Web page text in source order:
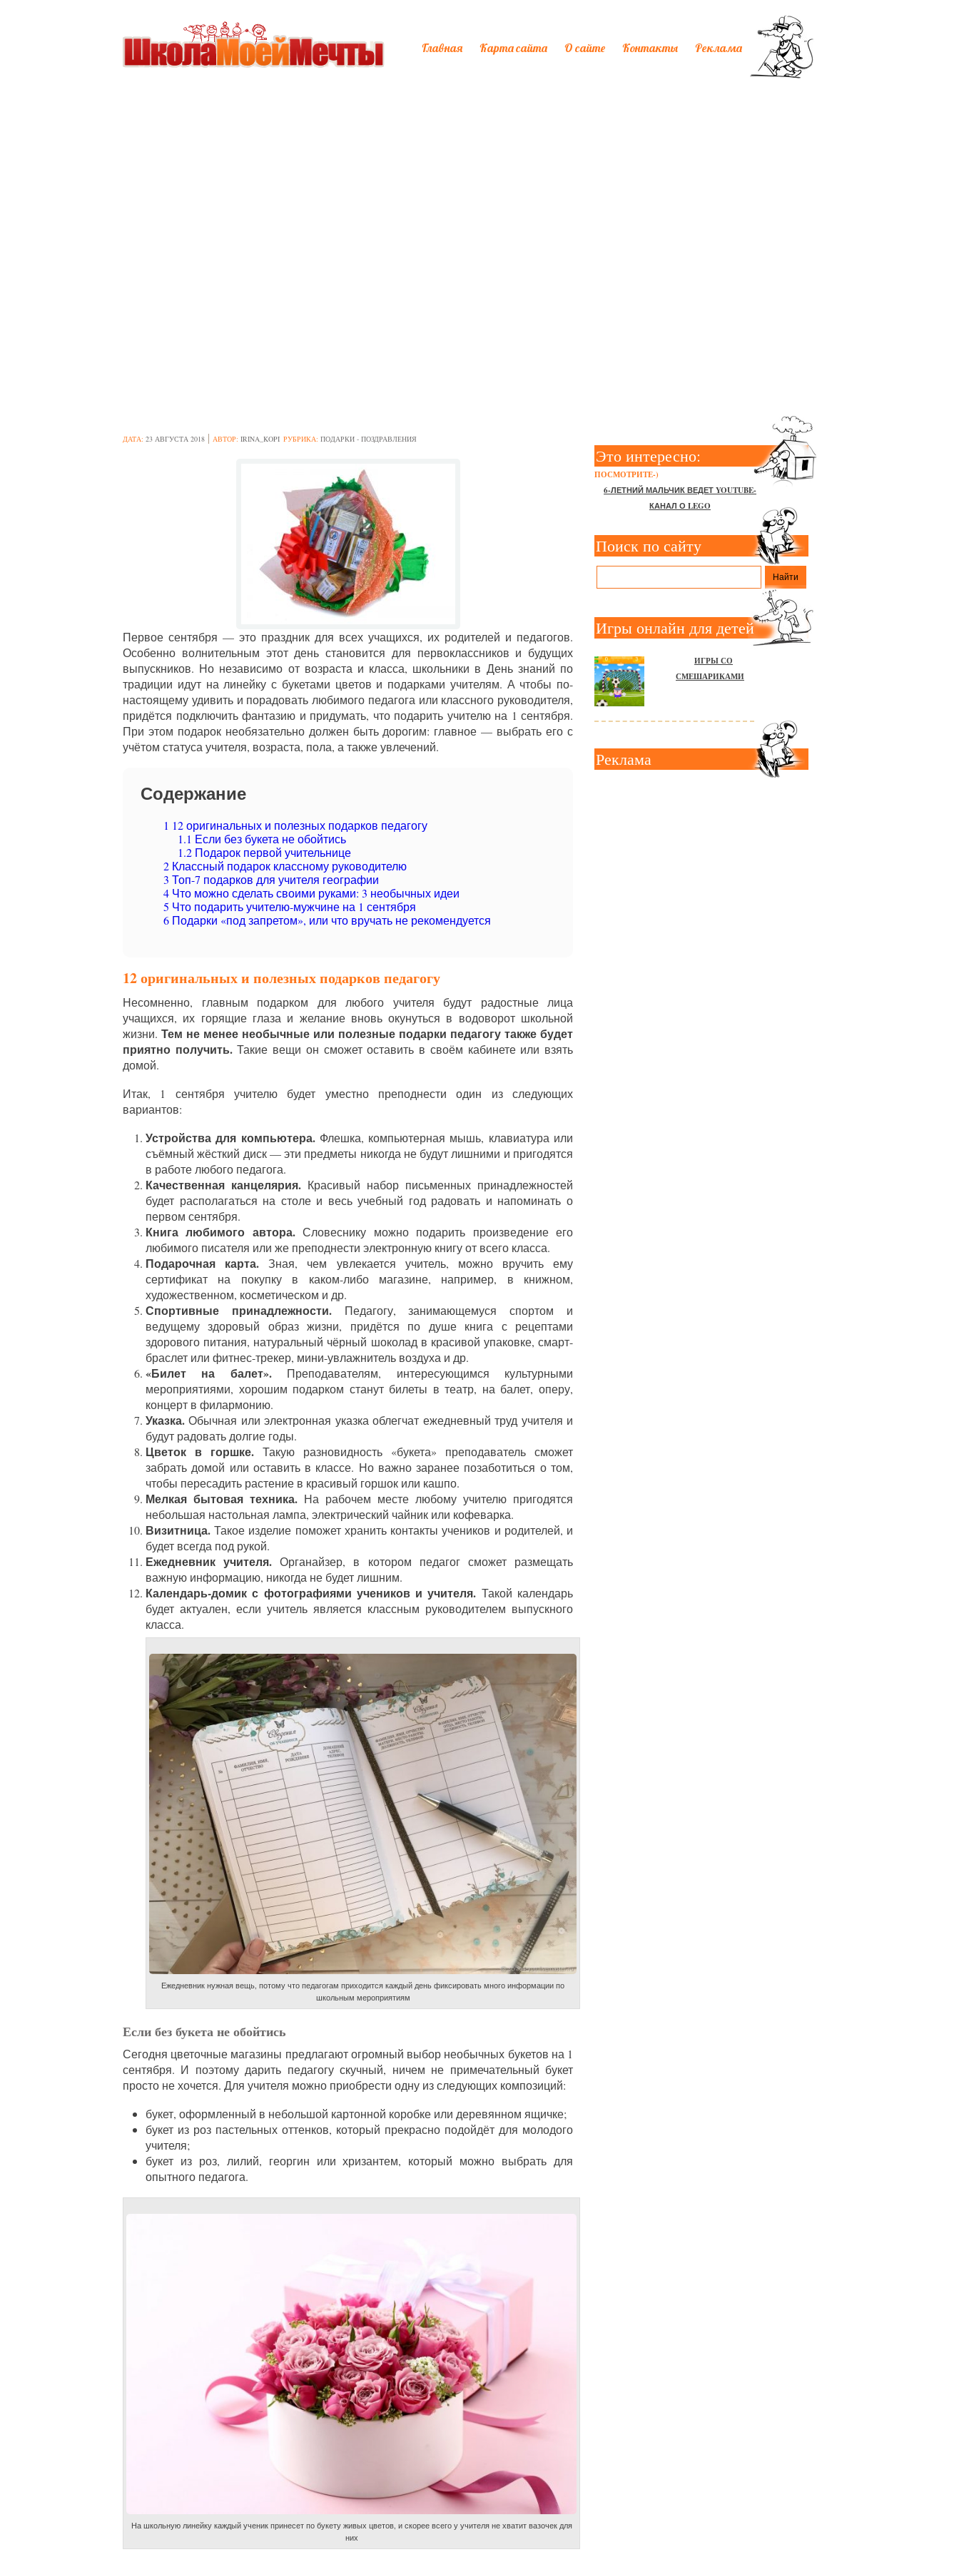
Главная Карта сайта О сайте Контакты Реклама
ДАТА: 23 АВГУСТА 2018 АВТОР: IRINA_KOPI РУБРИКА: ПОДАРКИ - ПОЗДРАВЛЕНИЯ
Первое сентября — это праздник для всех учащихся, их родителей и педагогов.
Особенно волнительным этот день становится для первоклассников и будущих
выпускников. Но независимо от возраста и класса, школьники в День знаний по
традиции идут на линейку с букетами цветов и подарками учителям. А чтобы по-
настоящему удивить и порадовать любимого педагога или классного руководителя,
придётся подключить фантазию и придумать, что подарить учителю на 1 сентября.
При этом подарок необязательно должен быть дорогим: главное — выбрать его с
учётом статуса учителя, возраста, пола, а также увлечений.
Содержание
1 12 оригинальных и полезных подарков педагогу
1.1 Если без букета не обойтись
1.2 Подарок первой учительнице
2 Классный подарок классному руководителю
3 Топ-7 подарков для учителя географии
4 Что можно сделать своими руками: 3 необычных идеи
5 Что подарить учителю-мужчине на 1 сентября
6 Подарки «под запретом», или что вручать не рекомендуется
12 оригинальных и полезных подарков педагогу
Несомненно, главным подарком для любого учителя будут радостные лица
учащихся, их горящие глаза и желание вновь окунуться в водоворот школьной
жизни. Тем не менее необычные или полезные подарки педагогу также будет
приятно получить.Такие вещи он сможет оставить в своём кабинете или взять
домой.
Итак, 1 сентября учителю будет уместно преподнести один из следующих
вариантов:
Устройства для компьютера.Флешка, компьютерная мышь, клавиатура или
съёмный жёсткий диск — эти предметы никогда не будут лишними и пригодятся
в работе любого педагога.
Качественная канцелярия. Красивый набор письменных принадлежностей
будет располагаться на столе и весь учебный год радовать и напоминать о
первом сентября.
Книга любимого автора.Словеснику можно подарить произведение его
любимого писателя или же преподнести электронную книгу от всего класса.
Подарочная карта. Зная, чем увлекается учитель, можно вручить ему
сертификат на покупку в каком-либо магазине, например, в книжном,
художественном, косметическом и др.
Спортивные принадлежности.Педагогу, занимающемуся спортом и
ведущему здоровый образ жизни, придётся по душе книга с рецептами
здорового питания, натуральный чёрный шоколад в красивой упаковке, смарт-
браслет или фитнес-трекер, мини-увлажнитель воздуха и др.
«Билет на балет».Преподавателям, интересующимся культурными
мероприятиями, хорошим подарком станут билеты в театр, на балет, оперу,
концерт в филармонию.
Указка. Обычная или электронная указка облегчат ежедневный труд учителя и
будут радовать долгие годы.
Цветок в горшке. Такую разновидность «букета» преподаватель сможет
забрать домой или оставить в классе. Но важно заранее позаботиться о том,
чтобы пересадить растение в красивый горшок или кашпо.
Мелкая бытовая техника. На рабочем месте любому учителю пригодятся
небольшая настольная лампа, электрический чайник или кофеварка.
Визитница. Такое изделие поможет хранить контакты учеников и родителей, и
будет всегда под рукой.
Ежедневник учителя. Органайзер, в котором педагог сможет размещать
важную информацию, никогда не будет лишним.
Календарь-домик с фотографиями учеников и учителя. Такой календарь
будет актуален, если учитель является классным руководителем выпускного
класса.
Ежедневник нужная вещь, потому что педагогам приходится каждый день фиксировать много информации по
школьным мероприятиям
Если без букета не обойтись
Сегодня цветочные магазины предлагают огромный выбор необычных букетов на 1
сентября. И поэтому дарить педагогу скучный, ничем не примечательный букет
просто не хочется. Для учителя можно приобрести одну из следующих композиций:
букет, оформленный в небольшой картонной коробке или деревянном ящичке;
букет из роз пастельных оттенков, который прекрасно подойдёт для молодого
учителя;
букет из роз, лилий, георгин или хризантем, который можно выбрать для
опытного педагога.
На школьную линейку каждый ученик принесет по букету живых цветов, и скорее всего у учителя не хватит вазочек для
них
Это интересно:
ПОСМОТРИТЕ-)
6-ЛЕТНИЙ МАЛЬЧИК ВЕДЕТ YOUTUBE-
КАНАЛ О LEGO
Поиск по сайту
Игры онлайн для детей
ИГРЫ СО
СМЕШАРИКАМИ
Реклама